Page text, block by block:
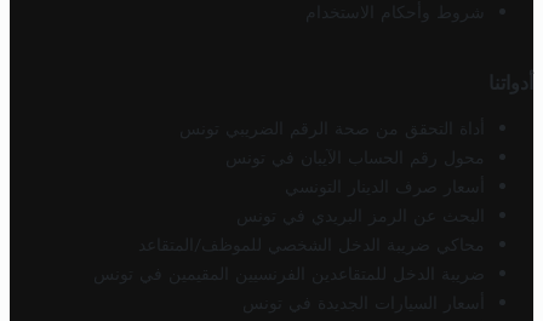
شروط وأحكام الاستخدام
أدواتنا
أداة التحقق من صحة الرقم الضريبي تونس
محول رقم الحساب الآيبان في تونس
أسعار صرف الدينار التونسي
البحث عن الرمز البريدي في تونس
محاكي ضريبة الدخل الشخصي للموظف/المتقاعد
ضريبة الدخل للمتقاعدين الفرنسيين المقيمين في تونس
أسعار السيارات الجديدة في تونس